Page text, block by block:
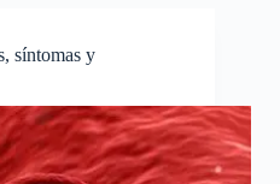
síntomas y